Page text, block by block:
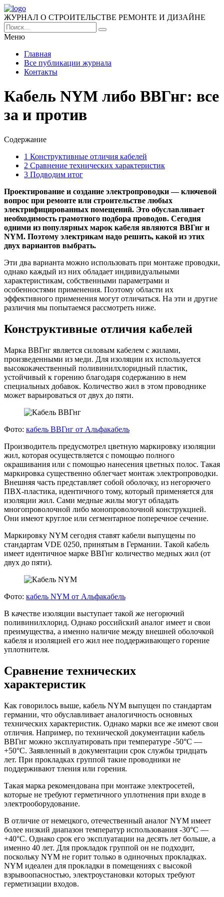
ЖУРНАЛ О СТРОИТЕЛЬСТВЕ РЕМОНТЕ И ДИЗАЙНЕ
Меню
Главная
Все публикации журнала
Контакты
Кабель NYM либо ВВГнг: все
за и против
Содержание
1 Конструктивные отличия кабелей
2 Сравнение технических характеристик
3 Подводим итог
Проектирование и создание электропроводки — ключевой
вопрос при ремонте или строительстве любых
электрифицированных помещений. Это обуславливает
необходимость грамотного подбора проводов. Сегодня
одними из популярных марок кабеля являются ВВГнг и
NYM. Поэтому электрикам надо решить, какой из этих
двух вариантов выбрать.
Эти два варианта можно использовать при монтаже проводки,
однако каждый из них обладает индивидуальными
характеристикам, собственными параметрами и
особенностями применения. Поэтому области их
эффективного применения могут отличаться. На эти и другие
различия мы попытаемся рассмотреть ниже.
Конструктивные отличия кабелей
Марка ВВГнг является силовым кабелем с жилами,
произведенными из меди. Для изоляции их используется
высококачественный поливинилхлоридный пластик,
устойчивый к горению благодаря содержанию в нем
специальных добавок. Количество жил в этом проводнике
может варьироваться от двух до пяти.
Фото: кабель ВВГнг от Альфакабель
Производитель предусмотрел цветную маркировку изоляции
жил, которая осуществляется с помощью полного
окрашивания или с помощью нанесения цветных полос. Такая
маркировка существенно облегчает монтаж электропроводки.
Внешняя часть представляет собой оболочку, из негорючего
ПВХ-пластика, идентичного тому, который применяется для
изоляции жил. Сами медные жилы могут обладать
многопроволочной либо монопроволочной конструкцией.
Они имеют круглое или сегментарное поперечное сечение.
Маркировку NYM сегодня ставят кабели выпущены по
стандартам VDE 0250, принятым в Германии. Такой кабель
имеет идентичное марке ВВГнг количество медных жил (от
двух до пяти).
Фото: кабель NYM от Альфакабель
В качестве изоляции выступает такой же негорючий
поливинилхлорид. Однако российский аналог имеет и свои
преимущества, а именно наличие между внешней оболочкой
кабеля и изоляцией его жил нее поддерживающего горение
уплотнителя.
Сравнение технических
характеристик
Как говорилось выше, кабель NYM выпущен по стандартам
германии, что обуславливает аналогичность основных
технических характеристик. Однако марки все же имеют свои
отличия. Например, по технической документации кабель
ВВГнг можно эксплуатировать при температуре -50°С —
+50°С. Заявленный в документации срок службы тридцать
лет. При прокладках группой такие проводники не
поддерживают тления или горения.
Такая марка рекомендована при монтаже электросетей,
которые не требуют герметичного уплотнения при входе в
электрооборудование.
В отличие от немецкого, отечественный аналог NYM имеет
более низкий диапазон температур использования -30°С —
+40°С. Однако срок его эксплуатации на десять лет больше, а
именно 40 лет. Для прокладок группой он не подходит,
поскольку NYM не горит только в одиночных прокладках.
NYM идеален для прокладки в помещениях с высокой
взрывоопасностью, электроустановки которых требуют
герметизации входов.